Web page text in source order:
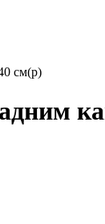
см(р)